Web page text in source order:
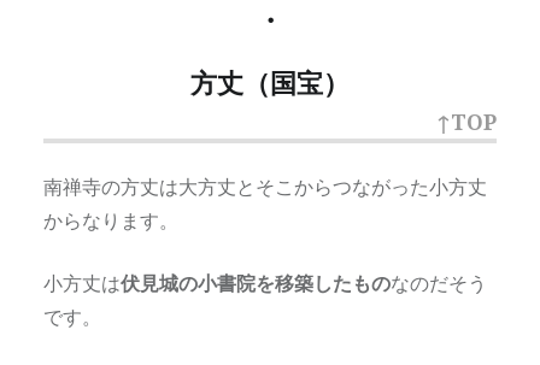
・
方丈（国宝）
↑TOP
南禅寺の方丈は大方丈とそこからつながった小方丈
からなります。
小方丈は伏見城の小書院を移築したものなのだそう
です。